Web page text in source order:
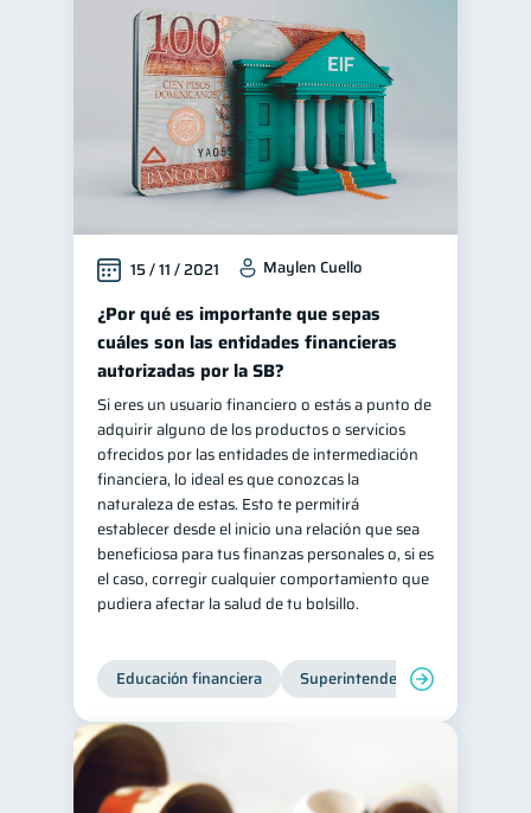
15 / 11 / 2021 Maylen Cuello
¿Por qué es importante que sepas
cuáles son las entidades financieras
autorizadas por la SB?
Si eres un usuario financiero o estás a punto de
adquirir alguno de los productos o servicios
ofrecidos por las entidades de intermediación
financiera, lo ideal es que conozcas la
naturaleza de estas. Esto te permitirá
establecer desde el inicio una relación que sea
beneficiosa para tus finanzas personales o, si es
el caso, corregir cualquier comportamiento que
pudiera afectar la salud de tu bolsillo.
Educación financiera Superintendencia de Bancos